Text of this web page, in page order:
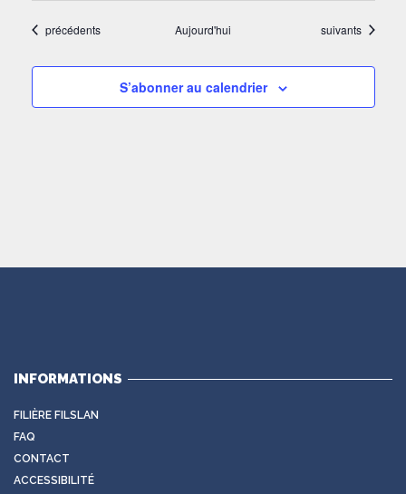
Évènements
précédents Aujourd'hui Évènements
suivants
S’abonner au calendrier
INFORMATIONS
FILIÈRE FILSLAN
FAQ
CONTACT
ACCESSIBILITÉ